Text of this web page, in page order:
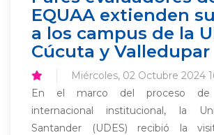
EQUAA extienden
a los campus de la
Cúcuta y Valledupar
Miércoles, 02 Octubre 2024
En el marco del proceso de
internacional institucional, la
Santander (UDES) recibió la